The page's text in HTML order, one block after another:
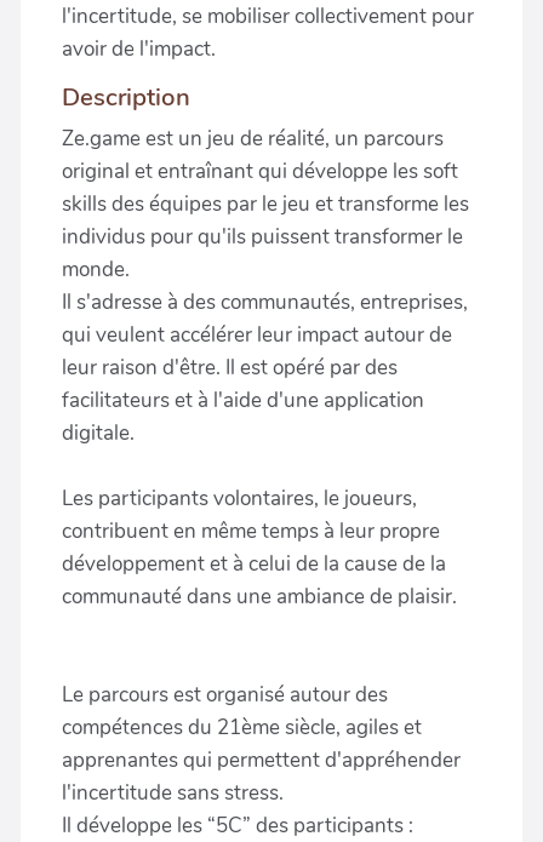
l'incertitude, se mobiliser collectivement pour
avoir de l'impact.
Description
Ze.game est un jeu de réalité, un parcours
original et entraînant qui développe les soft
skills des équipes par le jeu et transforme les
individus pour qu'ils puissent transformer le
monde.
Il s'adresse à des communautés, entreprises,
qui veulent accélérer leur impact autour de
leur raison d'être. Il est opéré par des
facilitateurs et à l'aide d'une application
digitale.
Les participants volontaires, le joueurs,
contribuent en même temps à leur propre
développement et à celui de la cause de la
communauté dans une ambiance de plaisir.
Le parcours est organisé autour des
compétences du 21ème siècle, agiles et
apprenantes qui permettent d'appréhender
l'incertitude sans stress.
Il développe les “5C” des participants :